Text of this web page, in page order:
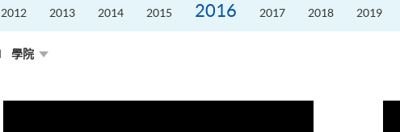
2012 2013 2014 2015 2016 2017 2018 2019
學院